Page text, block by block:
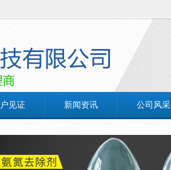
见证 新闻资讯 公司风采